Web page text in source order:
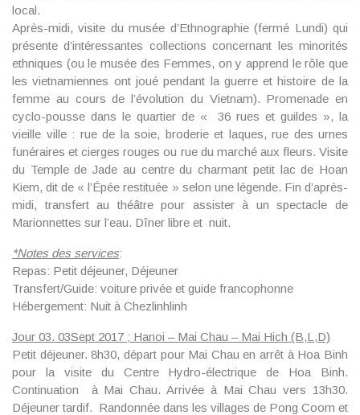
local.
Après-midi, visite du musée d’Ethnographie (fermé Lundi) qui
présente d’intéressantes collections concernant les minorités
ethniques (ou le musée des Femmes, on y apprend le rôle que
les vietnamiennes ont joué pendant la guerre et histoire de la
femme au cours de l’évolution du Vietnam). Promenade en
cyclo-pousse dans le quartier de « 36 rues et guildes », la
vieille ville : rue de la soie, broderie et laques, rue des urnes
funéraires et cierges rouges ou rue du marché aux fleurs. Visite
du Temple de Jade au centre du charmant petit lac de Hoan
Kiem, dit de « l’Épée restituée » selon une légende. Fin d’après-
midi, transfert au théâtre pour assister à un spectacle de
Marionnettes sur l’eau. Dîner libre et nuit.
*Notes des services:
Repas: Petit déjeuner, Déjeuner
Transfert/Guide: voiture privée et guide francophonne
Hébergement: Nuit à Chezlinhlinh
Jour 03. 03Sept 2017 ; Hanoi – Mai Chau – Mai Hich (B,L,D)
Petit déjeuner. 8h30, départ pour Mai Chau en arrêt à Hoa Binh
pour la visite du Centre Hydro-électrique de Hoa Binh.
Continuation à Mai Chau. Arrivée à Mai Chau vers 13h30.
Déjeuner tardif. Randonnée dans les villages de Pong Coom et